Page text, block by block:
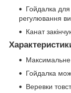
Гойдалка для
регулювання
Канат
Максимальне
Гойдалка
Веревки